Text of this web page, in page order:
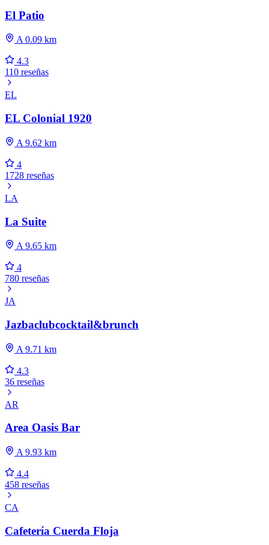
El Patio
A 0.09 km
4.3
110 reseñas
EL
EL Colonial 1920
A 9.62 km
4
1728 reseñas
LA
La Suite
A 9.65 km
4
780 reseñas
JA
Jazbaclubcocktail&brunch
A 9.71 km
4.3
36 reseñas
AR
Area Oasis Bar
A 9.93 km
4.4
458 reseñas
CA
Cafetería Cuerda Floja